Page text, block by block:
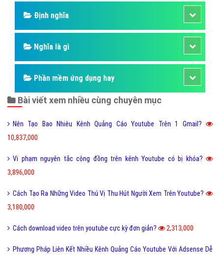
Định nghĩa
Nghĩa là gì
Phần mềm ứng dụng hay
Bài viết xem nhiều cùng chuyên mục
Nên Tạo Bao Nhiêu Kênh Quảng Cáo Youtube Trên 1 Gmail?
10,837,000
Vi phạm nguyên tắc cộng đồng trên kênh Youtube có bị khóa?
3,896,000
Cách Tạo Ra Những Video Thú Vị Thu Hút Người Xem Trên Youtube?
3,180,000
Cách download video trên youtube cực kỳ đơn giản? 2,313,000
Phương Pháp Liên Kết Nhiều Kênh Quảng Cáo Youtube Với Adsense Dễ